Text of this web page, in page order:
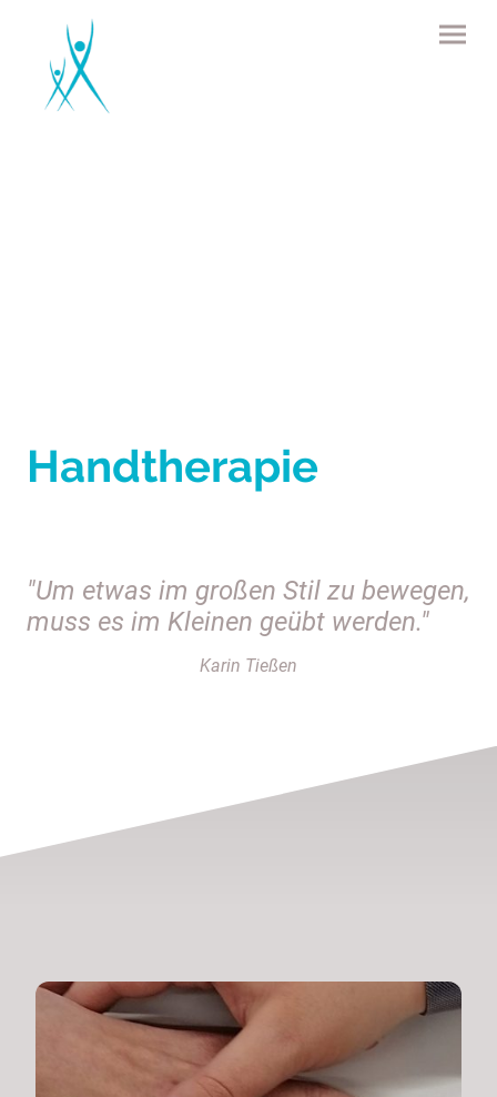
Handtherapie
"Um etwas im großen Stil zu bewegen,
muss es im Kleinen geübt werden."
Karin Tießen